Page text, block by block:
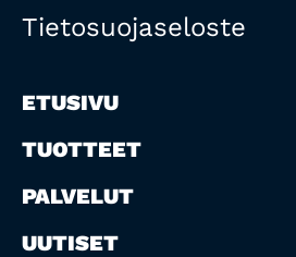
Tietosuojaseloste
ETUSIVU
TUOTTEET
PALVELUT
UUTISET